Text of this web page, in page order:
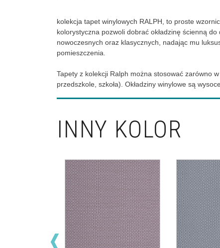
kolekcja tapet winylowych RALPH, to proste
kolorystyczna pozwoli dobrać okładzinę ścienną
nowoczesnych oraz klasycznych, nadając mu
pomieszczenia.
Tapety z kolekcji Ralph można stosować zarówno
przedszkole, szkoła). Okładziny winylowe są
INNY KOLOR